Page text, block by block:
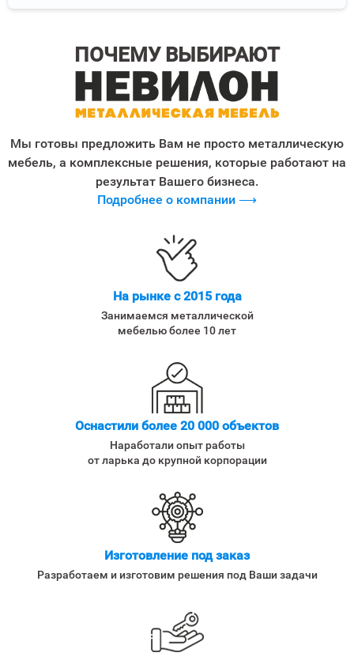
ПОЧЕМУ ВЫБИРАЮТ
Мы готовы предложить Вам не просто металлическую
мебель, а комплексные решения, которые работают на
результат Вашего бизнеса.
Подробнее о компании ⟶
На рынке с 2015 года
Занимаемся металлической
мебелью более 10 лет
Оснастили более 20 000 объектов
Наработали опыт работы
от ларька до крупной корпорации
Изготовление под заказ
Разработаем и изготовим решения под Ваши задачи